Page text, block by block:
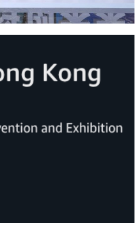
Programme">
展示「智能物業管理方